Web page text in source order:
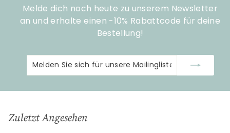
Melde dich noch heute zu unserem Newsletter
an und erhalte einen -10% Rabattcode für deine
Bestellung!
Melden
Sie
für
Abonnieren
Zuletzt Angesehen